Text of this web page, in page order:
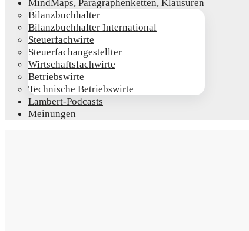
Mind­Maps, Para­gra­phen­ket­ten, Klausuren
Bilanz­buch­hal­ter
Bilanz­buch­hal­ter International
Steu­er­fach­wir­te
Steu­er­fach­an­ge­stell­ter
Wirt­schafts­fach­wir­te
Betriebs­wir­te
Tech­ni­sche Betriebswirte
Lam­­bert-Pod­­casts
Mei­nun­gen